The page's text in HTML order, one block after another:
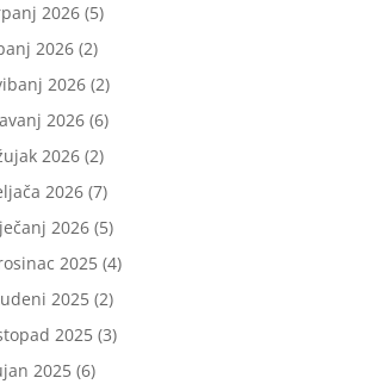
2026 (5)
2026 (2)
2026 (2)
2026 (6)
2026 (2)
2026 (7)
2026 (5)
2025 (4)
2025 (2)
2025 (3)
2025 (6)